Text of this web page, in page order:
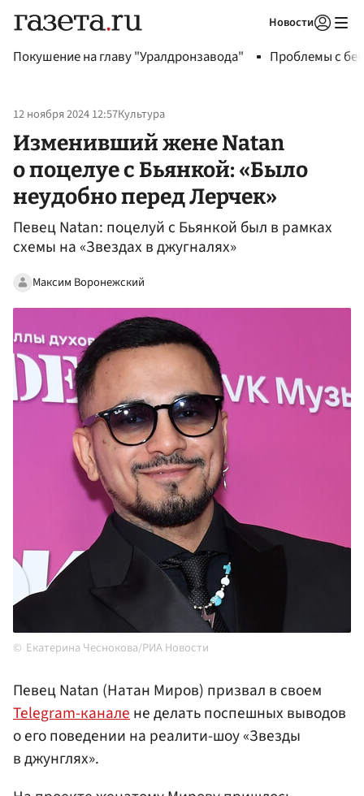
Новости
Покушение на главу "Уралдронзавода" Проблемы с
12 ноября 2024 12:57Культура
Изменивший жене Natan
о поцелуе с Бьянкой: «Было
неудобно перед Лерчек»
Певец Natan: поцелуй с Бьянкой был в рамках
схемы на «Звездах в джугналях»
Максим Воронежский
Екатерина Чеснокова/РИА Новости
Певец Natan (Натан Миров) призвал в своем
Telegram-каналене делать поспешных выводов
о его поведении на реалити-шоу «Звезды
в джунглях».